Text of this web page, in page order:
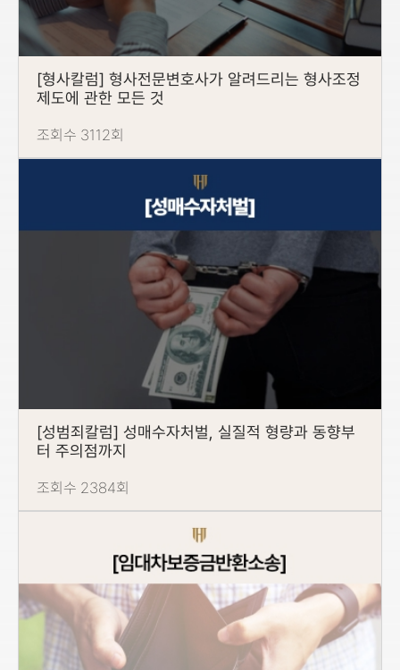
[형사칼럼] 형사전문변호사가 알려드리는 형사조정
제도에 관한 모든 것
조회수 3112회
[성범죄칼럼] 성매수자처벌, 실질적 형량과 동향부
터 주의점까지
조회수 2384회